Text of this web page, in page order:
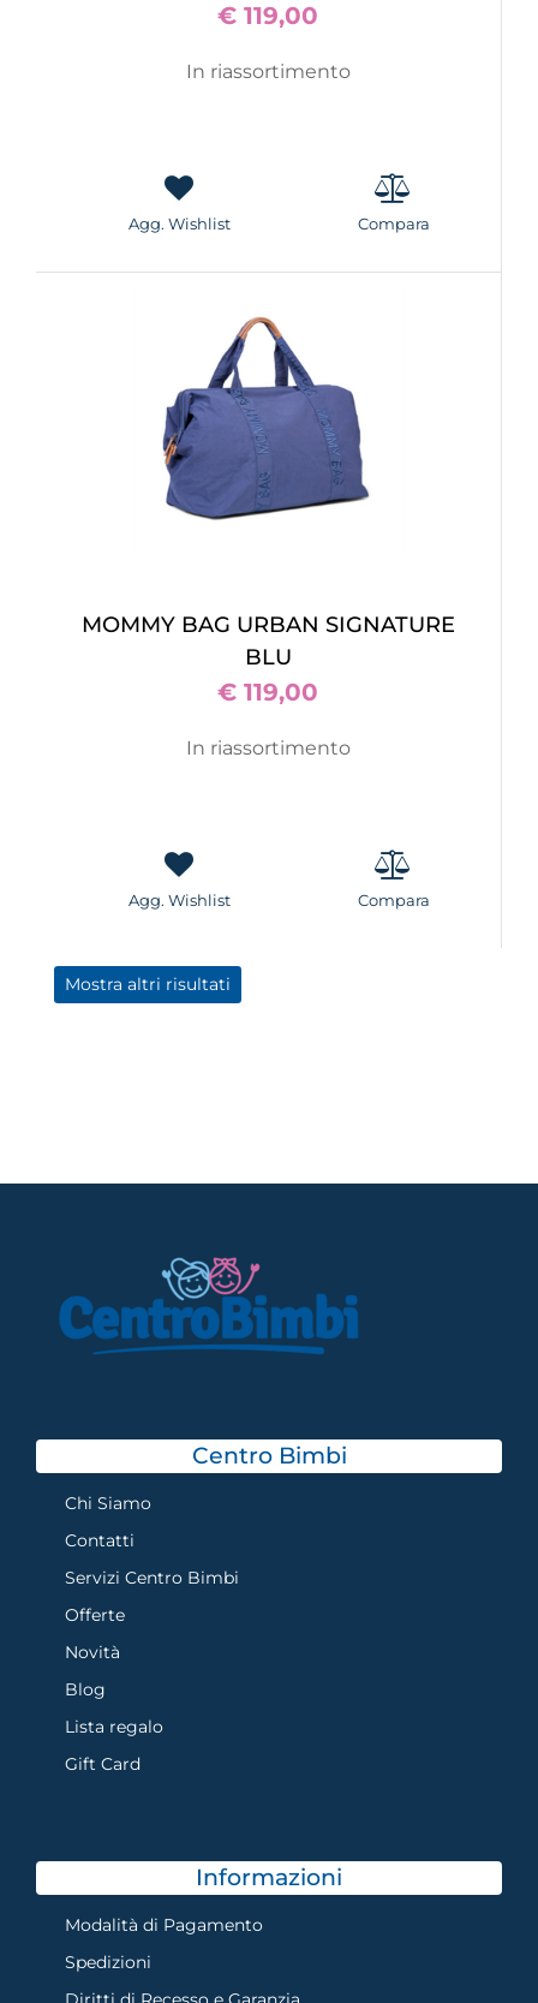
€ 119,00
In riassortimento
Agg. Wishlist Compara
MOMMY BAG URBAN SIGNATURE
BLU
€ 119,00
In riassortimento
Agg. Wishlist Compara
Mostra altri risultati
Centro Bimbi
Chi Siamo
Contatti
Servizi Centro Bimbi
Offerte
Novità
Blog
Lista regalo
Gift Card
Informazioni
Modalità di Pagamento
Spedizioni